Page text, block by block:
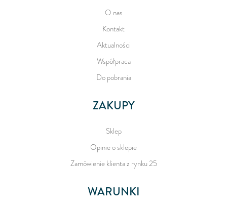
O nas
Kontakt
Aktualności
Współpraca
Do pobrania
ZAKUPY
Sklep
Opinie o sklepie
Zamówienie klienta z rynku 25
WARUNKI